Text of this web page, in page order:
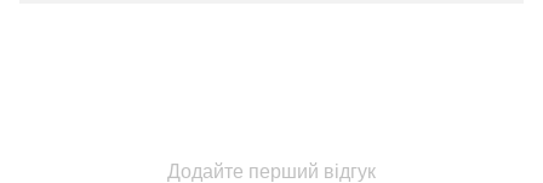
Додайте перший відгук